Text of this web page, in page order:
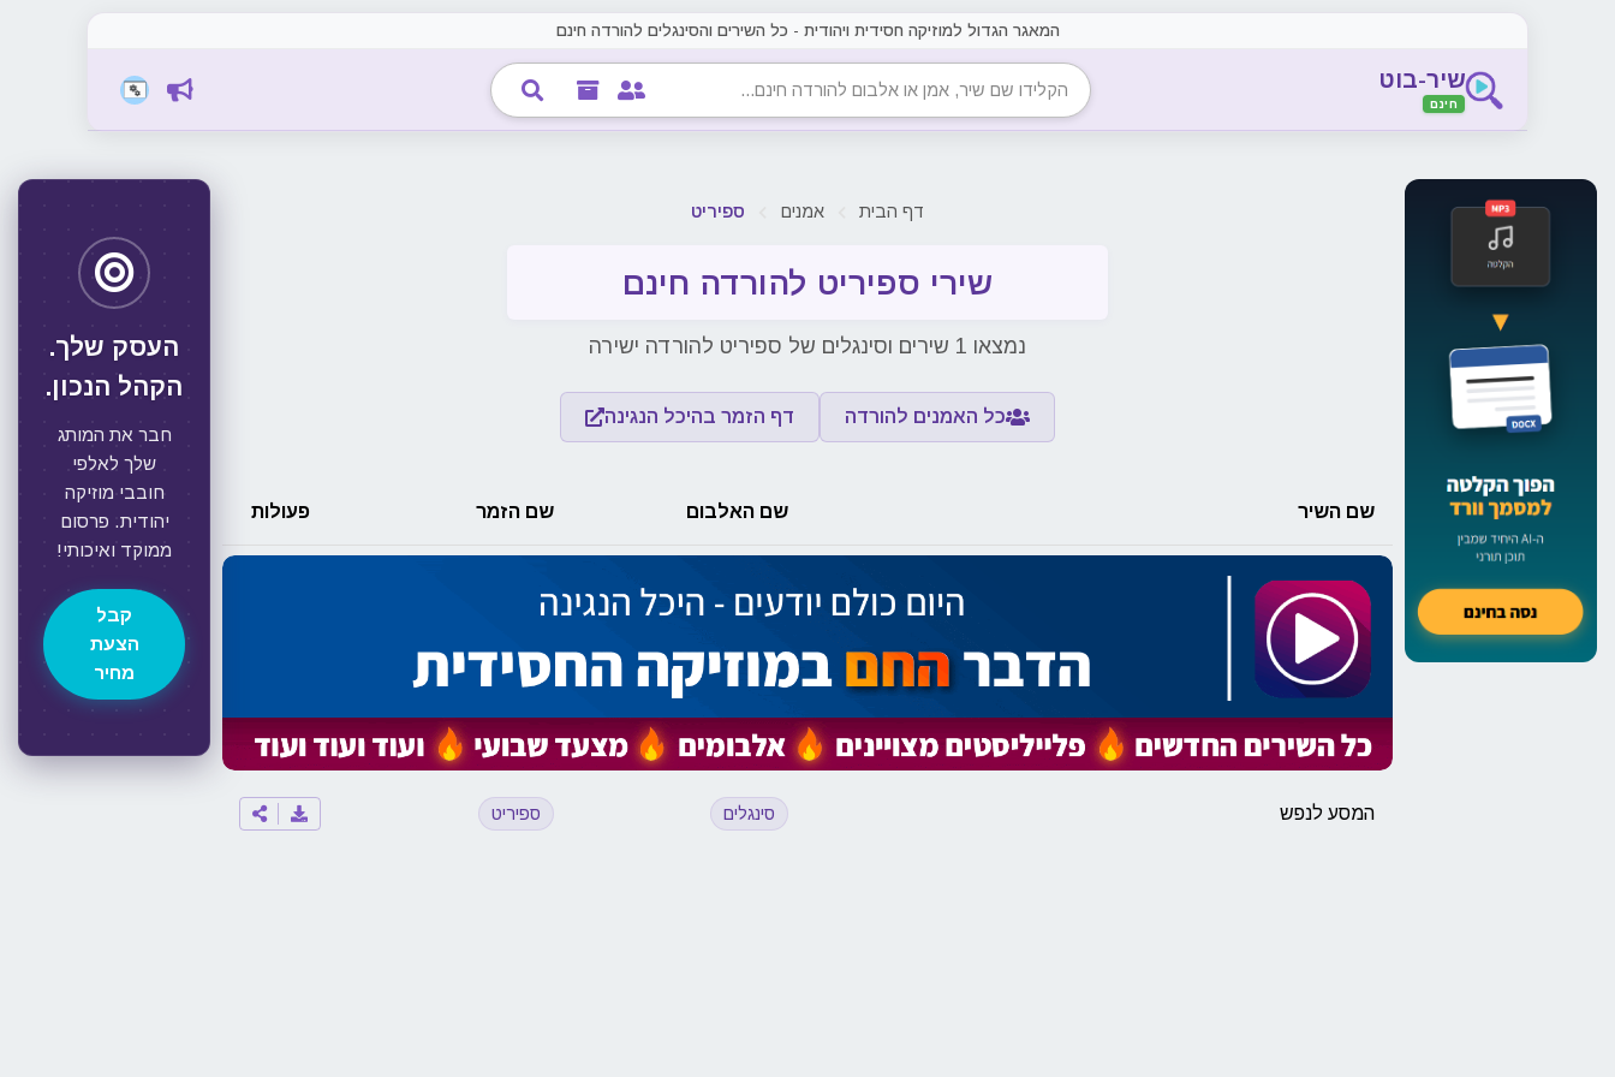
המאגר הגדול למוזיקה חסידית ויהודית - כל השירים והסינגלים להורדה חינם
שיר-בוט
חינם
דף הבית אמנים ספיריט
שירי ספיריט להורדה חינם
נמצאו 1 שירים וסינגלים של ספיריט להורדה ישירה
כל האמנים להורדה דף הזמר בהיכל הנגינה
שם השיר שם האלבום שם הזמר פעולות
המסע לנפש סינגלים ספיריט
העסק שלך.
הקהל הנכון.
חבר את המותג
שלך לאלפי
חובבי מוזיקה
יהודית. פרסום
ממוקד ואיכותי!
קבל
הצעת
מחיר